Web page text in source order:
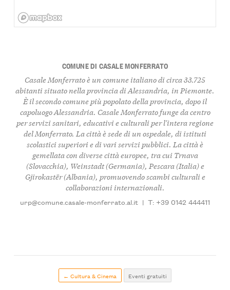
COMUNE DI CASALE MONFERRATO
Casale Monferrato è un comune italiano di circa 33.725
abitanti situato nella provincia di Alessandria, in Piemonte.
È il secondo comune più popolato della provincia, dopo il
capoluogo Alessandria. Casale Monferrato funge da centro
per servizi sanitari, educativi e culturali per l'intera regione
del Monferrato. La città è sede di un ospedale, di istituti
scolastici superiori e di vari servizi pubblici. La città è
gemellata con diverse città europee, tra cui Trnava
(Slovacchia), Weinstadt (Germania), Pescara (Italia) e
Gjirokastër (Albania), promuovendo scambi culturali e
collaborazioni internazionali.
urp@comune.casale-monferrato.al.it | T: +39 0142 444411
← Cultura & Cinema Eventi gratuiti